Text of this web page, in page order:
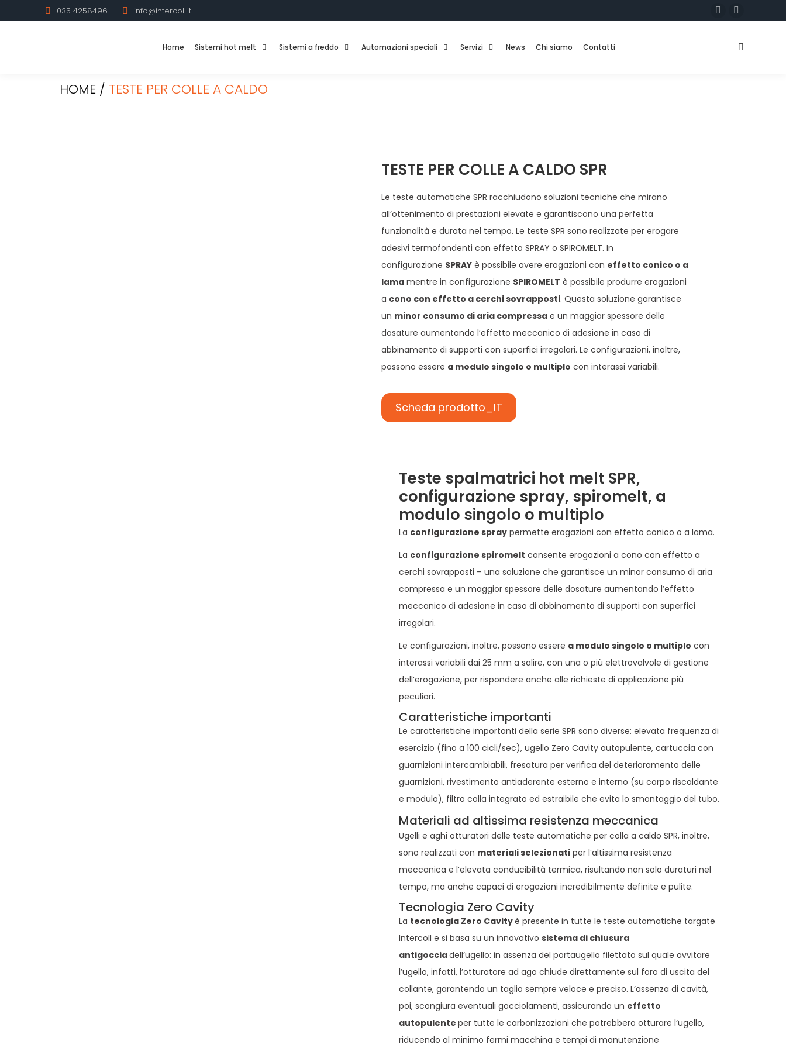
035 4258496 info@intercoll.it
Home Sistemi hot melt Sistemi a freddo Automazioni speciali Servizi News Chi siamo Contatti
HOME / TESTE PER COLLE A CALDO
TESTE PER COLLE A CALDO SPR
Le teste automatiche SPR racchiudono soluzioni tecniche che mirano
all’ottenimento di prestazioni elevate e garantiscono una perfetta
funzionalità e durata nel tempo. Le teste SPR sono realizzate per erogare
adesivi termofondenti con effetto SPRAY o SPIROMELT. In
configurazione SPRAY è possibile avere erogazioni con effetto conico o a
lama mentre in configurazione SPIROMELT è possibile produrre erogazioni
a cono con effetto a cerchi sovrapposti. Questa soluzione garantisce
un minor consumo di aria compressa e un maggior spessore delle
dosature aumentando l’effetto meccanico di adesione in caso di
abbinamento di supporti con superfici irregolari. Le configurazioni, inoltre,
possono essere a modulo singolo o multiplo con interassi variabili.
Scheda prodotto_IT
Teste spalmatrici hot melt SPR,
configurazione spray, spiromelt, a
modulo singolo o multiplo
La configurazione spray permette erogazioni con effetto conico o a lama.
La configurazione spiromelt consente erogazioni a cono con effetto a
cerchi sovrapposti – una soluzione che garantisce un minor consumo di aria
compressa e un maggior spessore delle dosature aumentando l’effetto
meccanico di adesione in caso di abbinamento di supporti con superfici
irregolari.
Le configurazioni, inoltre, possono essere a modulo singolo o multiplo con
interassi variabili dai 25 mm a salire, con una o più elettrovalvole di gestione
dell’erogazione, per rispondere anche alle richieste di applicazione più
peculiari.
Caratteristiche importanti
Le caratteristiche importanti della serie SPR sono diverse: elevata frequenza di
esercizio (fino a 100 cicli/sec), ugello Zero Cavity autopulente, cartuccia con
guarnizioni intercambiabili, fresatura per verifica del deterioramento delle
guarnizioni, rivestimento antiaderente esterno e interno (su corpo riscaldante
e modulo), filtro colla integrato ed estraibile che evita lo smontaggio del tubo.
Materiali ad altissima resistenza meccanica
Ugelli e aghi otturatori delle teste automatiche per colla a caldo SPR, inoltre,
sono realizzati con materiali selezionati per l’altissima resistenza
meccanica e l’elevata conducibilità termica, risultando non solo duraturi nel
tempo, ma anche capaci di erogazioni incredibilmente definite e pulite.
Tecnologia Zero Cavity
La tecnologia Zero Cavityè presente in tutte le teste automatiche targate
Intercoll e si basa su un innovativo sistema di chiusura
antigocciadell’ugello: in assenza del portaugello filettato sul quale avvitare
l’ugello, infatti, l’otturatore ad ago chiude direttamente sul foro di uscita del
collante, garantendo un taglio sempre veloce e preciso. L’assenza di cavità,
poi, scongiura eventuali gocciolamenti, assicurando un effetto
autopulente per tutte le carbonizzazioni che potrebbero otturare l’ugello,
riducendo al minimo fermi macchina e tempi di manutenzione